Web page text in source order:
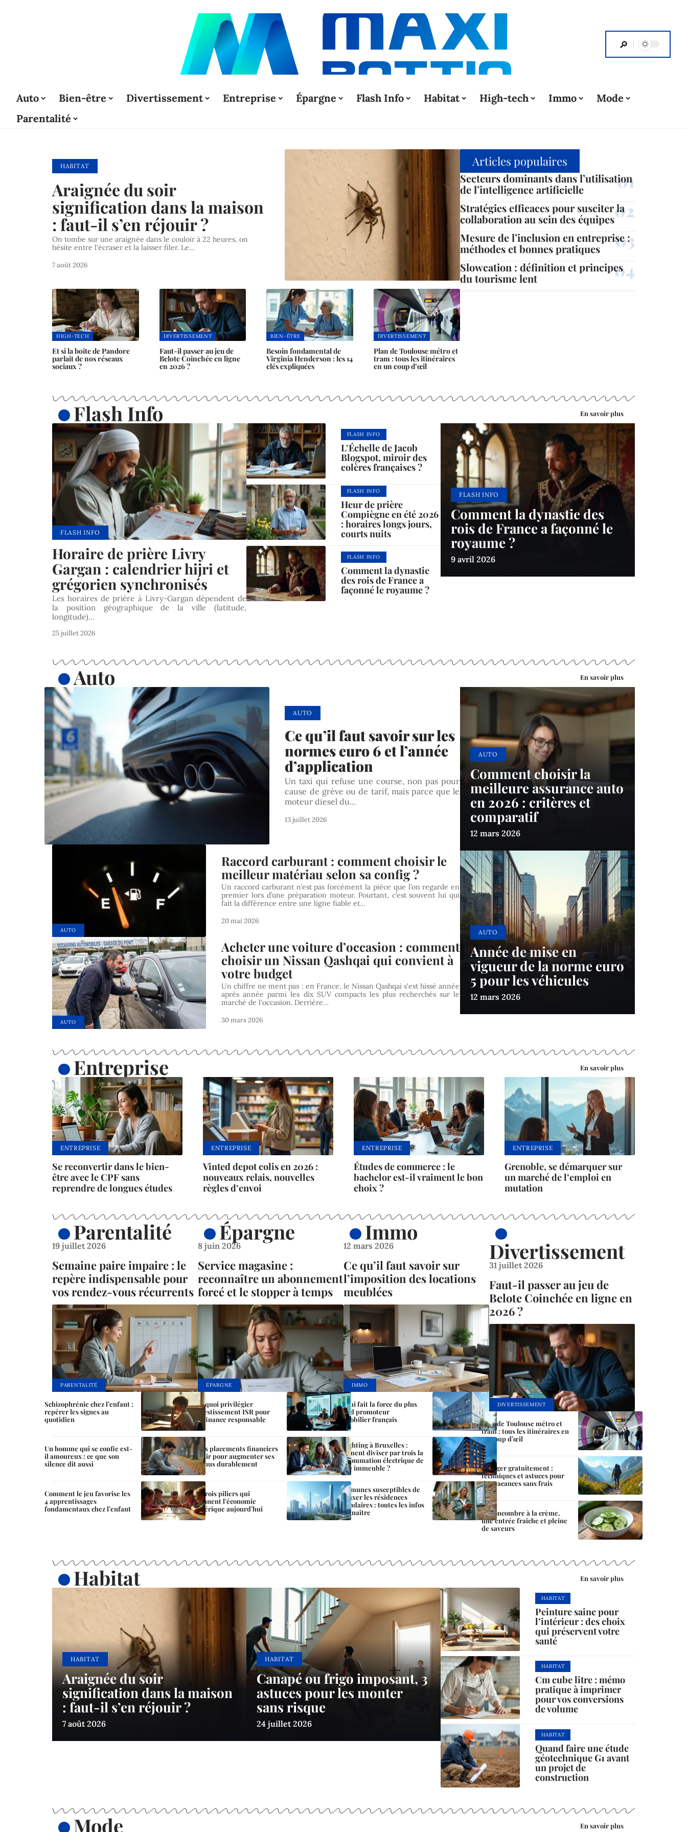
Auto Bien-être Divertissement Entreprise Épargne Flash Info Habitat High-tech Immo
Mode
Parentalité
HABITAT
Araignée du soir
signification dans la maison
: faut-il s’en réjouir ?
On tombe sur une araignée dans le couloir à 22 heures, on
hésite entre l'écraser et la laisser filer. Le…
7 août 2026
HIGH-TECH
Et si la boîte de Pandore
parlait de nos réseaux
sociaux ?
DIVERTISSEMENT
Faut-il passer au jeu de
Belote Coinchée en ligne
en 2026 ?
BIEN-ÊTRE
Besoin fondamental de
Virginia Henderson : les 14
clés expliquées
DIVERTISSEMENT
Plan de Toulouse métro et
tram : tous les itinéraires
en un coup d’œil
Articles populaires
Secteurs dominants dans l’utilisation
de l’intelligence artificielle
Stratégies efficaces pour susciter la
collaboration au sein des équipes
Mesure de l’inclusion en entreprise :
méthodes et bonnes pratiques
Slowcation : définition et principes
du tourisme lent
Flash Info En savoir plus
FLASH INFO
Horaire de prière Livry
Gargan : calendrier hijri et
grégorien synchronisés
Les horaires de prière à Livry-Gargan dépendent de
la position géographique de la ville (latitude,
longitude)…
25 juillet 2026
FLASH INFO
L’Échelle de Jacob
Blogspot, miroir des
colères françaises ?
FLASH INFO
Heur de prière
Compiègne en été 2026
: horaires longs jours,
courts nuits
FLASH INFO
Comment la dynastie
des rois de France a
façonné le royaume ?
FLASH INFO
Comment la dynastie des
rois de France a façonné le
royaume ?
9 avril 2026
Auto En savoir plus
AUTO
Ce qu’il faut savoir sur les
normes euro 6 et l’année
d’application
Un taxi qui refuse une course, non pas pour
cause de grève ou de tarif, mais parce que le
moteur diesel du…
13 juillet 2026
AUTO
Raccord carburant : comment choisir le
meilleur matériau selon sa config ?
Un raccord carburant n’est pas forcément la pièce que l’on regarde en
premier lors d’une préparation moteur. Pourtant, c’est souvent lui qui
fait la différence entre une ligne fiable et…
20 mai 2026
AUTO
Acheter une voiture d’occasion : comment
choisir un Nissan Qashqai qui convient à
votre budget
Un chiffre ne ment pas : en France, le Nissan Qashqai s'est hissé année
après année parmi les dix SUV compacts les plus recherchés sur le
marché de l'occasion. Derrière…
30 mars 2026
AUTO
Comment choisir la
meilleure assurance auto
en 2026 : critères et
comparatif
12 mars 2026
AUTO
Année de mise en
vigueur de la norme euro
5 pour les véhicules
12 mars 2026
Entreprise En savoir plus
ENTREPRISE
Se reconvertir dans le bien-
être avec le CPF sans
reprendre de longues études
ENTREPRISE
Vinted depot colis en 2026 :
nouveaux relais, nouvelles
règles d’envoi
ENTREPRISE
Études de commerce : le
bachelor est-il vraiment le bon
choix ?
ENTREPRISE
Grenoble, se démarquer sur
un marché de l’emploi en
mutation
Parentalité
19 juillet 2026
Semaine paire impaire : le
repère indispensable pour
vos rendez-vous récurrents
PARENTALITÉ
Schizophrénie chez l’enfant :
repérer les signes au
quotidien
Un homme qui se confie est-
il amoureux : ce que son
silence dit aussi
Comment le jeu favorise les
4 apprentissages
fondamentaux chez l’enfant
Épargne
8 juin 2026
Service magasine :
reconnaître un abonnement
forcé et le stopper à temps
ÉPARGNE
Pourquoi privilégier
l’investissement ISR pour
une finance responsable
Quels placements financiers
choisir pour augmenter ses
revenus durablement
Les trois piliers qui
façonnent l’économie
numérique aujourd’hui
Immo
12 mars 2026
Ce qu’il faut savoir sur
l’imposition des locations
meublées
IMMO
Ce qui fait la force du plus
grand promoteur
immobilier français
Relighting à Bruxelles :
comment diviser par trois la
consommation électrique de
votre immeuble ?
Communes susceptibles de
surtaxer les résidences
secondaires : toutes les infos
à connaître
Divertissement
31 juillet 2026
Faut-il passer au jeu de
Belote Coinchée en ligne en
2026 ?
DIVERTISSEMENT
Plan de Toulouse métro et
tram : tous les itinéraires en
un coup d’œil
Voyager gratuitement :
techniques et astuces pour
des vacances sans frais
Le concombre à la crème,
une entrée fraîche et pleine
de saveurs
Habitat En savoir plus
HABITAT
Araignée du soir
signification dans la maison
: faut-il s’en réjouir ?
7 août 2026
HABITAT
Canapé ou frigo imposant, 3
astuces pour les monter
sans risque
24 juillet 2026
HABITAT
Peinture saine pour
l’intérieur : des choix
qui préservent votre
santé
HABITAT
Cm cube litre : mémo
pratique à imprimer
pour vos conversions
de volume
HABITAT
Quand faire une étude
géotechnique G1 avant
un projet de
construction
Mode En savoir plus